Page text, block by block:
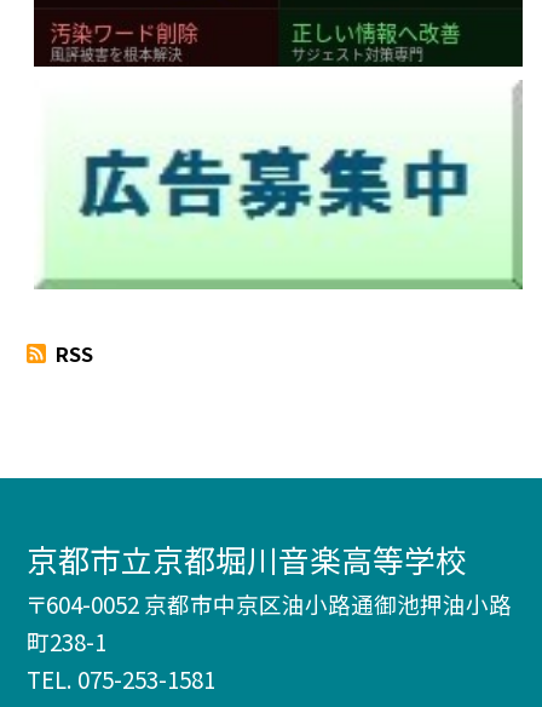
RSS
京都市立京都堀川音楽高等学校
〒604-0052 京都市中京区油小路通御池押油小路
町238-1
TEL. 075-253-1581